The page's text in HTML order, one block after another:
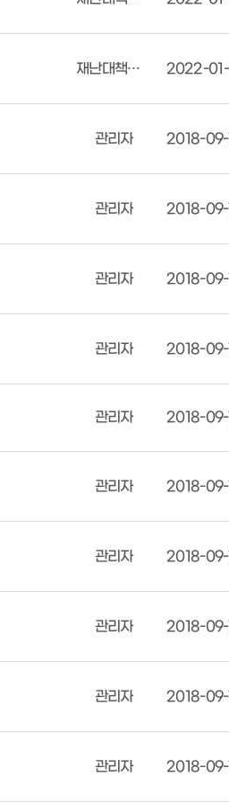
재난대책본부 2022-
관리자 2018-
관리자 2018-
관리자 2018-
관리자 2018-
관리자 2018-
관리자 2018-
관리자 2018-
관리자 2018-
관리자 2018-
관리자 2018-